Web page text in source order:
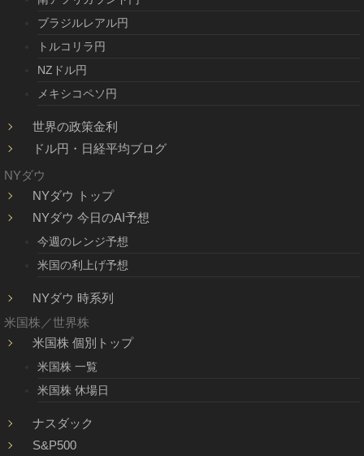
ブラジルレアル円
トルコリラ円
NZドル円
メキシコペソ円
世界の政策金利
ドル円・日経平均ブログ
NYダウ
NYダウ トップ
NYダウ 今日のAI予想
今週のレンジ予想
米国の利上げ予想
NYダウ 時系列
米国株／世界株
米国株 個別トップ
米国株 一覧
米国株 休場日
ナスダック
S&P500